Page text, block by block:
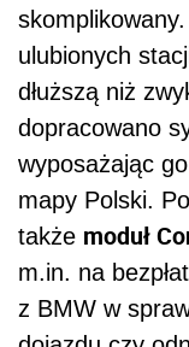
ulubionych
dłuższą niż
dopracowano
wyposażając
mapy Polski.
także moduł
m.in. na
z BMW w